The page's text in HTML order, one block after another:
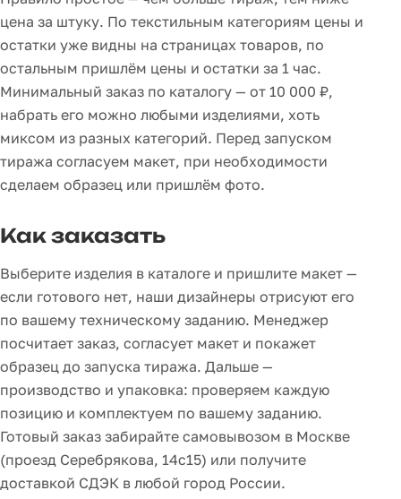
цена за штуку. По текстильным категориям цены и
остатки уже видны на страницах товаров, по
остальным пришлём цены и остатки за 1 час.
Минимальный заказ по каталогу — от 10 000 ₽,
набрать его можно любыми изделиями, хоть
миксом из разных категорий. Перед запуском
тиража согласуем макет, при необходимости
сделаем образец или пришлём фото.
Как заказать
Выберите изделия в каталоге и пришлите макет —
если готового нет, наши дизайнеры отрисуют его
по вашему техническому заданию. Менеджер
посчитает заказ, согласует макет и покажет
образец до запуска тиража. Дальше —
производство и упаковка: проверяем каждую
позицию и комплектуем по вашему заданию.
Готовый заказ забирайте самовывозом в Москве
(проезд Серебрякова, 14с15) или получите
доставкой СДЭК в любой город России.